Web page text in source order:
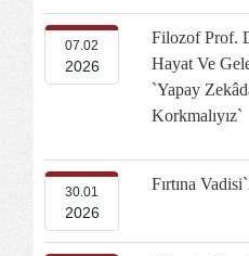
07.02
2026
Filozof Prof.
Hayat Ve
`Yapay
Korkmalıyız`
30.01
2026
Fırtına